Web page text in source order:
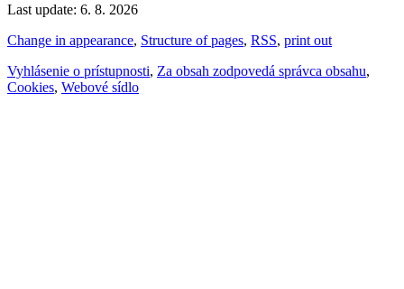
Last update: 6. 8. 2026
Change in appearance, Structure of pages, RSS, print out
Vyhlásenie o prístupnosti, Za obsah zodpovedá správca obsahu,
Cookies, Webové sídlo